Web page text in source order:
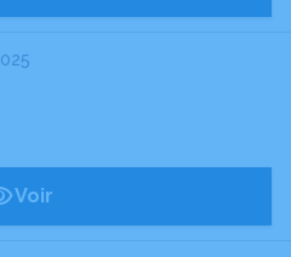
Voir